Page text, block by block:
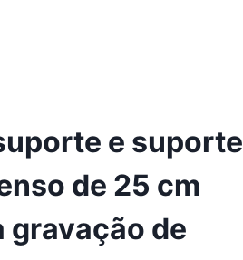
e suporte
de 25 cm
gravação de